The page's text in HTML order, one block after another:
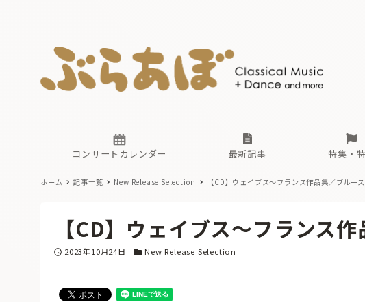
コンサートカレンダー 最新記事
古楽とその先と オ
特集・
現場のプロが推す！間
無料ライブ配信スケジ
あ か た
古楽とその先と
無料ライブ配信スケジュ
あ か さ
ホーム 記事一覧 New Release Selection 【CD】ウェイブス〜フランス作品集／ブルー
【CD】ウェイブス〜フランス
投稿日
2023年10月24日 カテゴリー
New Release Selection